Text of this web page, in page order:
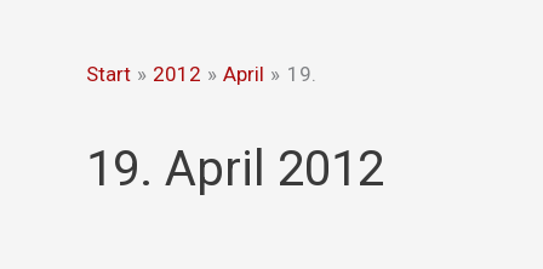
Start 2012 April 19.
19. April 2012